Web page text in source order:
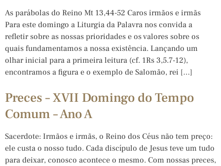
As parábolas do Reino Mt 13,44-52 Caros irmãos e irmãs
Para este domingo a Liturgia da Palavra nos convida a
refletir sobre as nossas prioridades e os valores sobre os
quais fundamentamos a nossa existência. Lançando um
olhar inicial para a primeira leitura (cf. 1Rs 3,5.7-12),
encontramos a figura e o exemplo de Salomão, rei […]
Preces – XVII Domingo do Tempo
Comum – Ano A
Sacerdote: Irmãos e irmãs, o Reino dos Céus não tem preço:
ele custa o nosso tudo. Cada discípulo de Jesus teve um tudo
para deixar, conosco acontece o mesmo. Com nossas preces,